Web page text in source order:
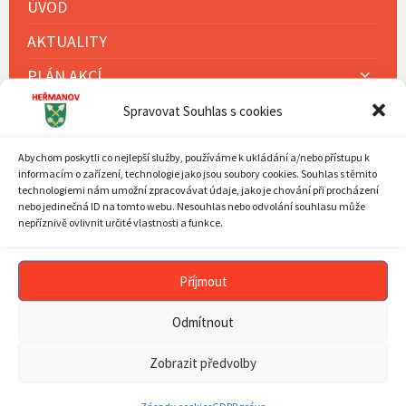
Spravovat Souhlas s cookies
Abychom poskytli co nejlepší služby, používáme k ukládání a/nebo přístupu k
informacím o zařízení, technologie jako jsou soubory cookies. Souhlas s těmito
technologiemi nám umožní zpracovávat údaje, jako je chování při procházení
nebo jedinečná ID na tomto webu. Nesouhlas nebo odvolání souhlasu může
nepříznivě ovlivnit určité vlastnosti a funkce.
Příjmout
Odmítnout
Zobrazit předvolby
ÚVOD
AKTUALITY
PLÁN AKCÍ
MOBILNÍ ROZHLAS
SOUČASNOST OBCE
HISTORIE OBCE
DĚTSKÁ SKUPINA HEŘMÁNEK